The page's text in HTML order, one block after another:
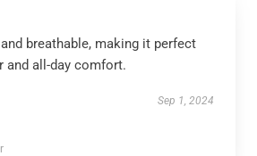
breathable, making it perfect
and all-day comfort.
Sep 1, 2024